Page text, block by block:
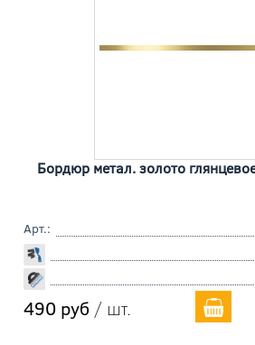
Бордюр метал. золото
Арт.:
490 руб / шт.